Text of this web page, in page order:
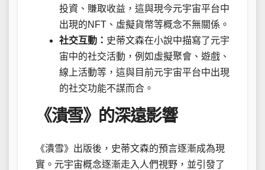
投資、賺取收益，這與現今元宇宙平台中
出現的NFT、虛擬貨幣等概念不無關係。
社交互動： 史蒂文森在小說中描寫了元宇
宙中的社交活動，例如虛擬聚會、遊戲、
線上活動等，這與目前元宇宙平台中出現
的社交功能不謀而合。
《潰雪》的深遠影響
《潰雪》出版後，史蒂文森的預言逐漸成為現
實。元宇宙概念逐漸走入人們視野，並引發了